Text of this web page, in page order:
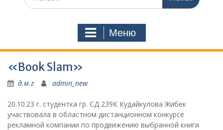
Меню
«Book Slam»
д.м.г admin_new
20.10.23 г. студентка гр. СД 239К Кудайкулова Жибек
участвовала в областном дистанционном конкурсе
рекламной компании по продвижению выбранной книги